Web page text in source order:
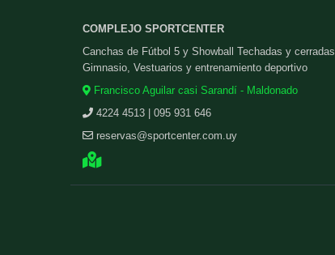
COMPLEJO SPORTCENTER
Canchas de Fútbol 5 y Showball Techadas y cerradas
Gimnasio, Vestuarios y entrenamiento deportivo
Francisco Aguilar casi Sarandí - Maldonado
4224 4513 | 095 931 646
reservas@sportcenter.com.uy